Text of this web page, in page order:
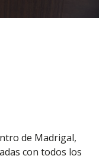
de Madrigal,
con todos los